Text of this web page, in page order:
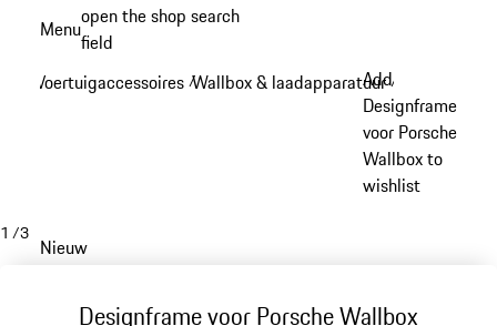
hoofdinhoud
Menuopen the shop search
field
Voertuigaccessoires /Wallbox & laadapparatuur/
Add
Designframe
voor Porsche
Wallbox to
wishlist
1 /3
Nieuw
Designframe voor Porsche Wallbox